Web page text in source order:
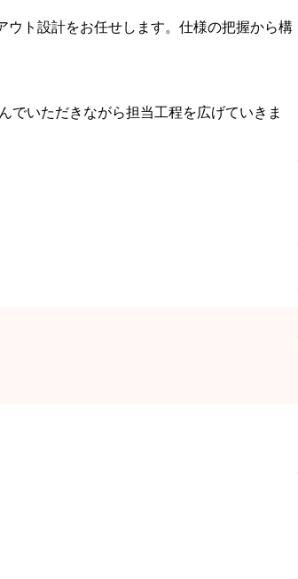
ト設計をお任せします。仕様の把握から構
でいただきながら担当工程を広げていきま